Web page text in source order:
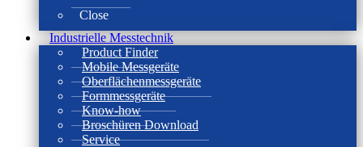
Close
Industrielle Messtechnik
Product Finder
Mobile Messgeräte
Oberflächenmessgeräte
Formmessgeräte
Know-how
Broschüren Download
Service